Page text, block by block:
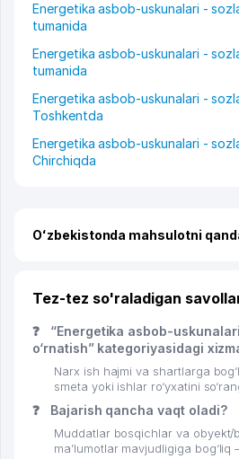
Energetika asbob-uskunalari -
tumanida
Energetika asbob-uskunalari -
tumanida
Energetika asbob-uskunalari -
Toshkentda
Energetika asbob-uskunalari -
Chirchiqda
Oʻzbekistonda mahsulotni
Tez-tez so'raladigan
❓
“Energetika asbob-
o‘rnatish” kategoriyasidagi
Narx ish hajmi va shartlarga
smeta yoki ishlar ro‘yxatini
❓ Bajarish qancha vaqt oladi?
Muddatlar bosqichlar va obyekt/
ma’lumotlar mavjudligiga